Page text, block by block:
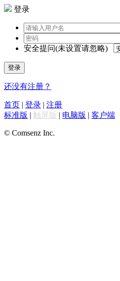
登录
安全提问(未设置请忽略)
登录
还没有注册？
首页 | 登录 | 注册
标准版 | 触屏版 | 电脑版 | 客户端
© Comsenz Inc.